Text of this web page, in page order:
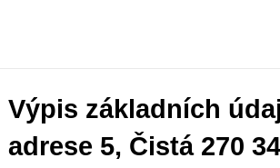
Výpis základních
adrese 5, Čistá 270